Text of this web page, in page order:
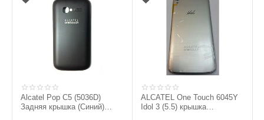
Alcatel Pop C5 (5036D)
Задняя крышка (Синий)
ALCATEL One Touch 6045Y
Idol 3 (5.5) крышка